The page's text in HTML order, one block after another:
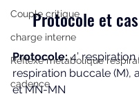
Couple critique
charge interne
Réflexe métabolique
cadence
Protocole et
Protocole: 4’ respiration
respiration buccale (M),
et MN-MN